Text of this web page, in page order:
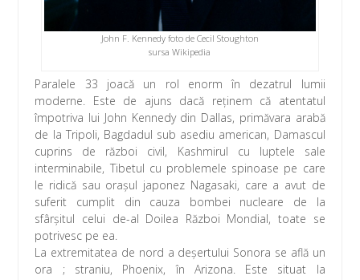
John F. Kennedy foto de Cecil Stoughton
sursa Wikipedia
Paralele 33 joacă un rol enorm în dezatrul lumii
moderne. Este de ajuns dacă reţinem că atentatul
împotriva lui John Kennedy din Dallas, primăvara arabă
de la Tripoli, Bagdadul sub asediu american, Damascul
cuprins de război civil, Kashmirul cu luptele sale
interminabile, Tibetul cu problemele spinoase pe care
le ridică sau oraşul japonez Nagasaki, care a avut de
suferit cumplit din cauza bombei nucleare de la
sfârşitul celui de-al Doilea Război Mondial, toate se
potrivesc pe ea.
La extremitatea de nord a deşertului Sonora se află un
ora ; straniu, Phoenix, în Arizona. Este situat la